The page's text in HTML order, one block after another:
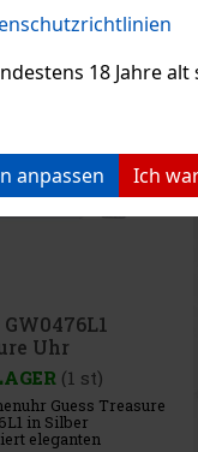
18 Jahre
anpassen Ich
Rabatt: 26%
Aktion
Uhr
(1 st)
Guess Headline
in einem gewagten
ist die perfekte